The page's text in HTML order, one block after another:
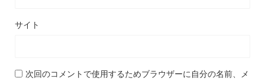
サイト
次回のコメントで使用するためブラウザーに自分の名前、メ